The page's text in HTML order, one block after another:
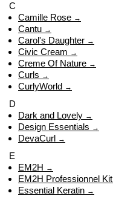
C
Camille Rose →
Cantu →
Carol's Daughter →
Civic Cream →
Creme Of Nature →
Curls →
CurlyWorld →
D
Dark and Lovely →
Design Essentials →
DevaCurl →
E
EM2H →
EM2H Professionnel Kit
Essential Keratin →